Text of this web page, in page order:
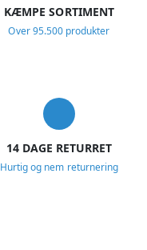
KÆMPE SORTIMENT
Over 95.500 produkter
14 DAGE RETURRET
Hurtig og nem returnering